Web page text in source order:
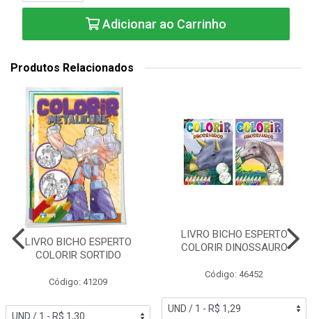
Adicionar ao Carrinho
Produtos Relacionados
LIVRO BICHO ESPERTO
COLORIR SORTIDO
Código: 41209
LIVRO BICHO ESPERTO
COLORIR DINOSSAURO
Código: 46452